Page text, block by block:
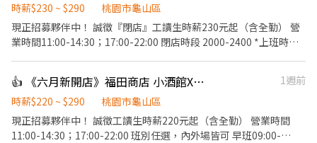
時薪$230 ~ $290
桃園市龜山區
現正招募夥伴中！ 誠徵『閉店』工讀生時薪230元起（含全勤） 營
業時間11:00-14:30；17:00-22:00 閉店時段 2000-2400 *上班時間
【基本保障與其他福利】 ①勞保、健保、勞退提撥6%、僱主意外
責任險 ②正式夥伴年終獎金與三節獎金、禮品 ③正式薪夥伴年假10
天起 （優於勞基法，依當年度在職比例發放) ④完整的教育訓練 ⑤
每日員工供膳 ⑥不定期店鋪聚會、聚餐 【工作內容】環境整理/其
👍 《六月新開店》福田商店 小酒館X食堂 計時夥伴
1週前
時薪$220 ~ $290
桃園市龜山區
現正招募夥伴中！ 誠徵工讀生時薪220元起（含全勤） 營業時間
11:00-14:30；17:00-22:00 班別任選，內外場皆可 早班09:00-